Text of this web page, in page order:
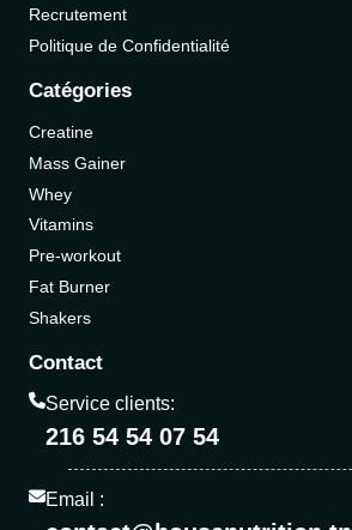
Recrutement
Politique de Confidentialité
Catégories
Creatine
Mass Gainer
Whey
Vitamins
Pre-workout
Fat Burner
Shakers
Contact
Service clients:
216 54 54 07 54
Email :